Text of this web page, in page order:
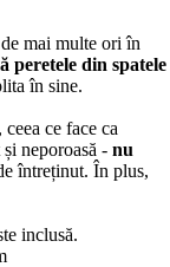
mai multe ori în
peretele din spatele
în sine.
, ceea ce face ca
neporoasă - nu
întreținut. În plus,
inclusă.